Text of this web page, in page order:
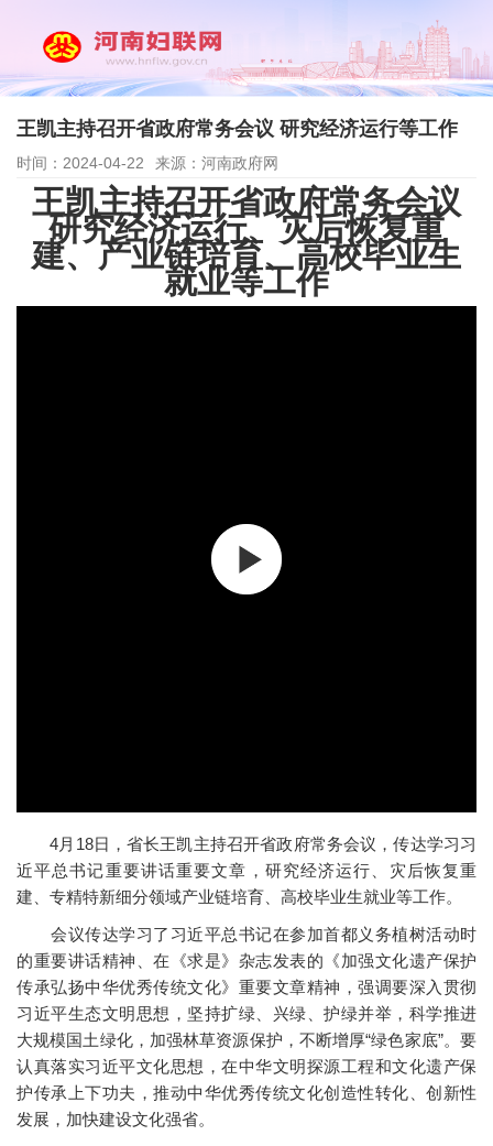
王凯主持召开省政府常务会议 研究经济运行等工作
时间：2024-04-22 来源：河南政府网
王凯主持召开省政府常务会议
研究经济运行、灾后恢复重
建、产业链培育、高校毕业生
就业等工作
4月18日，省长王凯主持召开省政府常务会议，传达学习习
近平总书记重要讲话重要文章，研究经济运行、灾后恢复重
建、专精特新细分领域产业链培育、高校毕业生就业等工作。
会议传达学习了习近平总书记在参加首都义务植树活动时
的重要讲话精神、在《求是》杂志发表的《加强文化遗产保护
传承弘扬中华优秀传统文化》重要文章精神，强调要深入贯彻
习近平生态文明思想，坚持扩绿、兴绿、护绿并举，科学推进
大规模国土绿化，加强林草资源保护，不断增厚“绿色家底”。要
认真落实习近平文化思想，在中华文明探源工程和文化遗产保
护传承上下功夫，推动中华优秀传统文化创造性转化、创新性
发展，加快建设文化强省。